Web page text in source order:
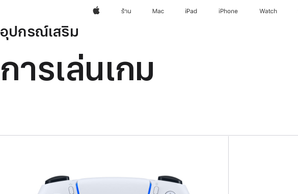
Appleร้าน Mac iPad iPhone Watch
อุปกรณ์เสริม
การเล่นเกม